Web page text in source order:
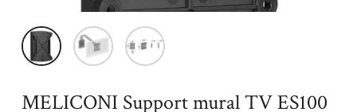
Accueil High-Tech Tv - Son - Photo
Support mural TV ES100 14-26"
MELICONI Support mural TV ES100